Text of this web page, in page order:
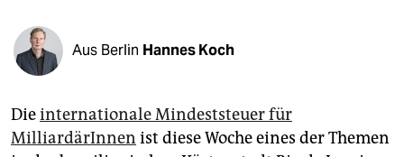
fragen & hilfe
abo
Aus Berlin Hannes Koch
Dieinternationale Mindeststeuer für
MilliardärInnen ist diese Woche eines der Themen